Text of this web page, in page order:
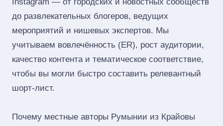
до развлекательных блогеров, ведущих
мероприятий и нишевых экспертов. Мы
учитываем вовлечённость (ER), рост аудитории,
качество контента и тематическое соответствие,
чтобы вы могли быстро составить релевантный
шорт‑лист.
Почему местные авторы Румынии из Крайовы